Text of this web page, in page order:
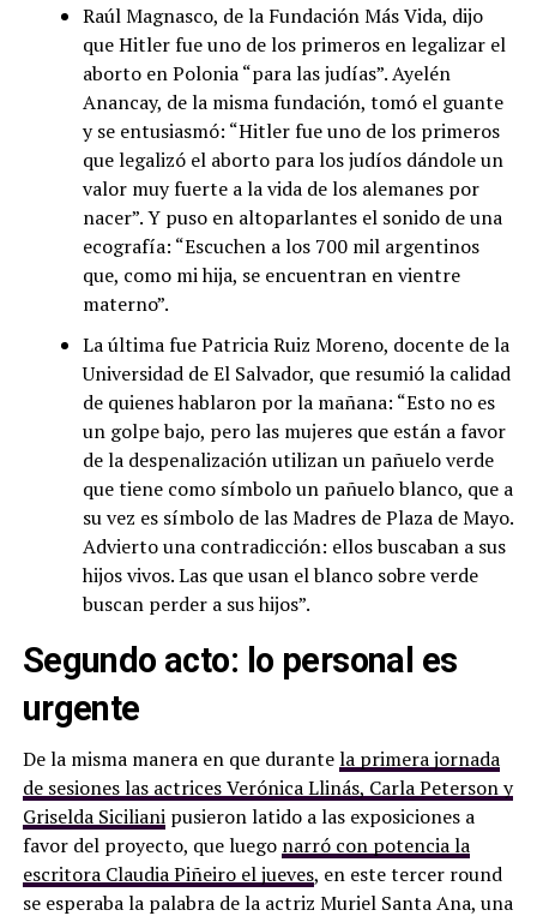
Raúl Magnasco, de la Fundación Más Vida, dijo
que Hitler fue uno de los primeros en legalizar el
aborto en Polonia “para las judías”. Ayelén
Anancay, de la misma fundación, tomó el guante
y se entusiasmó: “Hitler fue uno de los primeros
que legalizó el aborto para los judíos dándole un
valor muy fuerte a la vida de los alemanes por
nacer”. Y puso en altoparlantes el sonido de una
ecografía: “Escuchen a los 700 mil argentinos
que, como mi hija, se encuentran en vientre
materno”.
La última fue Patricia Ruiz Moreno, docente de la
Universidad de El Salvador, que resumió la calidad
de quienes hablaron por la mañana: “Esto no es
un golpe bajo, pero las mujeres que están a favor
de la despenalización utilizan un pañuelo verde
que tiene como símbolo un pañuelo blanco, que a
su vez es símbolo de las Madres de Plaza de Mayo.
Advierto una contradicción: ellos buscaban a sus
hijos vivos. Las que usan el blanco sobre verde
buscan perder a sus hijos”.
Segundo acto: lo personal es
urgente
De la misma manera en que durantela primera jornada
de sesiones las actrices Verónica Llinás, Carla Peterson y
Griselda Sicilianipusieron latido a las exposiciones a
favor del proyecto, que luego narró con potencia la
escritora Claudia Piñeiro el jueves, en este tercer round
se esperaba la palabra de la actriz Muriel Santa Ana, una